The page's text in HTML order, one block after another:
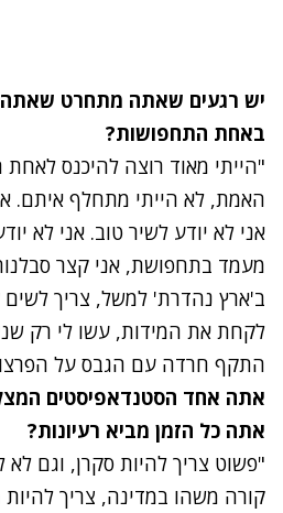
יש רגעים שאתה מתחרט
באחת התחפושות?
"הייתי מאוד רוצה להיכנס
האמת, לא הייתי מתחלף איתם.
אני לא יודע לשיר טוב. אני לא
מעמד בתחפושת, אני קצר
ב'ארץ נהדרת' למשל, צריך לשים
לקחת את המידות, עשו לי רק
התקף חרדה עם הגבס על
אתה אחד הסטנדאפיסטים
אתה כל הזמן מביא רעיונות?
"פשוט צריך להיות סקרן, וגם לא
קורה משהו במדינה, צריך להיות